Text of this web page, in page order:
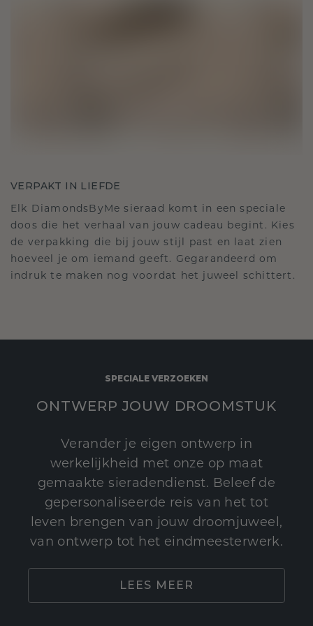
VERPAKT IN LIEFDE
Elk DiamondsByMe sieraad komt in een speciale
doos die het verhaal van jouw cadeau begint. Kies
de verpakking die bij jouw stijl past en laat zien
hoeveel je om iemand geeft. Gegarandeerd om
indruk te maken nog voordat het juweel schittert.
SPECIALE VERZOEKEN
ONTWERP JOUW DROOMSTUK
Verander je eigen ontwerp in
werkelijkheid met onze op maat
gemaakte sieradendienst. Beleef de
gepersonaliseerde reis van het tot
leven brengen van jouw droomjuweel,
van ontwerp tot het eindmeesterwerk.
LEES MEER